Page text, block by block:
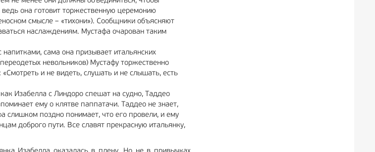
она готовит торжественную церемонию
смысле – «тихони»). Сообщники объясняют
наслаждениям. Мустафа очарован таким
сама она призывает итальянских
невольников) Мустафу торжественно
и не видеть, слушать и не слышать, есть
Изабелла с Линдоро спешат на судно, Таддео
ему о клятве паппатачи. Таддео не знает,
слишком поздно понимает, что его провели, и ему
доброго пути. Все славят прекрасную итальянку,